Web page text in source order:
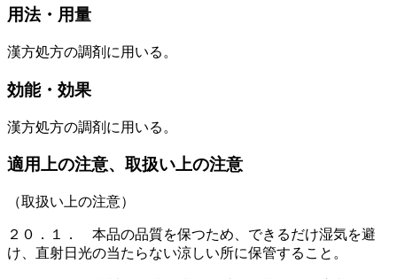
用法・用量
漢方処方の調剤に用いる。
効能・効果
漢方処方の調剤に用いる。
適用上の注意、取扱い上の注意
（取扱い上の注意）
２０．１． 本品の品質を保つため、できるだけ湿気を避
け、直射日光の当たらない涼しい所に保管すること。